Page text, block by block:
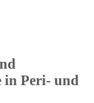
in Peri- und